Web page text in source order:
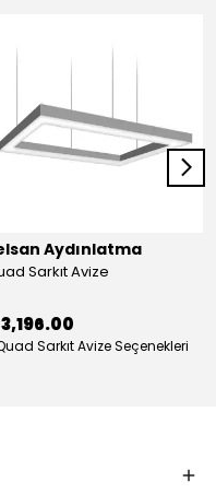
Aydınlatma
Sarkıt Avize
Sarkıt Avize Seçenekleri